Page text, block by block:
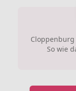
So wie